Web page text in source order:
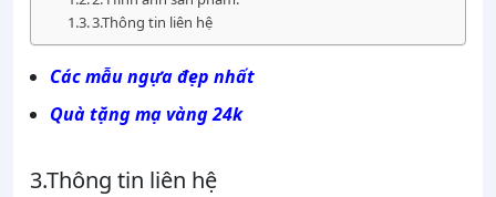
3.Thông tin liên hệ
Các mẫu ngựa đẹp nhất
Quà tặng mạ vàng 24k
3.Thông tin liên hệ